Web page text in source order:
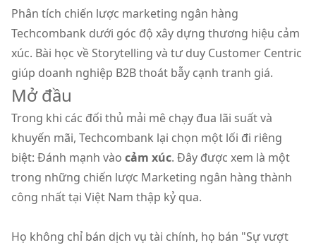
Phân tích chiến lược marketing ngân hàng
Techcombank dưới góc độ xây dựng thương hiệu cảm
xúc. Bài học về Storytelling và tư duy Customer Centric
giúp doanh nghiệp B2B thoát bẫy cạnh tranh giá.
Mở đầu
Trong khi các đối thủ mải mê chạy đua lãi suất và
khuyến mãi, Techcombank lại chọn một lối đi riêng
biệt: Đánh mạnh vào cảm xúc. Đây được xem là một
trong những chiến lược Marketing ngân hàng thành
công nhất tại Việt Nam thập kỷ qua.
Họ không chỉ bán dịch vụ tài chính, họ bán "Sự vượt